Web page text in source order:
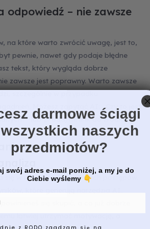
odpowiedź – nie zawsze
na które warto zwrócić uwagę, jest to,
pewnie, nawet gdy podaje błędne
tekst, który wygląda dobrze
zawsze jest poprawny. Warto zawsze
szczególnie w przypadku
Możesz zapytać AI: „Czy to jest
lub „Podaj mi link do źródła, z
postępów –
się w monitorowaniu Twoich postępów.
które generują narzędzia AI,
się skupić, a co już dobrze
łatwiej utrzymać motywację, a
darmowe ściągi
naszych
przedmiotów?
swój adres e-mail poniżej, a my je do
Ciebie wyślemy 👇
z RODO zgadzam się na